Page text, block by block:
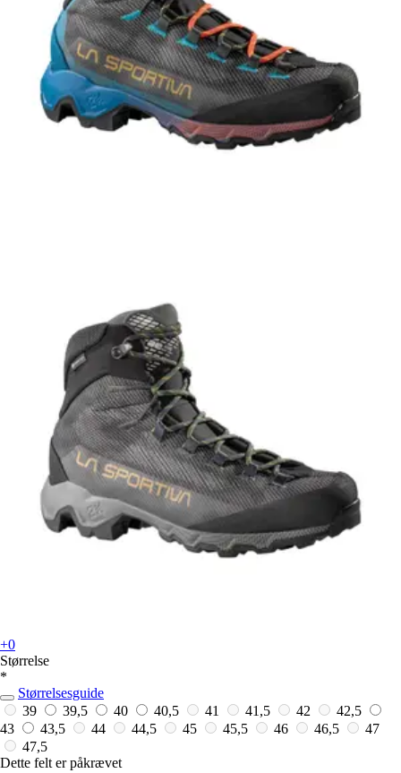
+0
Størrelse
*
Størrelsesguide
39
39,5 40 40,5 41 41,5 42
42,5
43
43,5 44 44,5 45 45,5 46 46,5
47
47,5
Dette felt er påkrævet